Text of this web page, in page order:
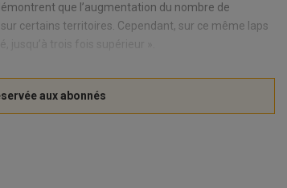
que l’augmentation du nombre de
certains territoires. Cependant, sur ce même laps
jusqu’à trois fois supérieur ».